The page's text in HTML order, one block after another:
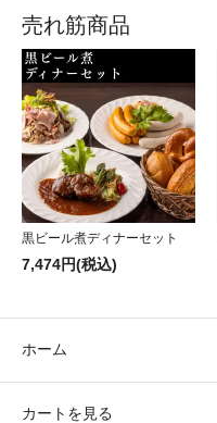
売れ筋商品
黒ビール煮ディナーセット
7,474円(税込)
ホーム
カートを見る